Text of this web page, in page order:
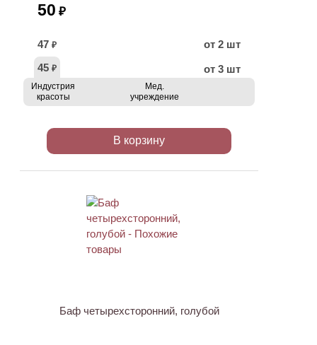
50 ₽
47 ₽
от 2 шт
45 ₽ от 3 шт
Индустрия
красоты
Мед.
учреждение
В корзину
Баф четырехсторонний, голубой